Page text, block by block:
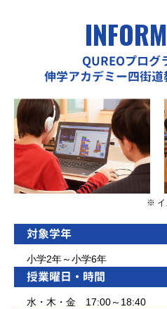
QUREOプログ
伸学アカデミー四街
※ イ
対象学年
小学2年～小学6年
授業曜日・時間
水・木・金 17:00～18:40